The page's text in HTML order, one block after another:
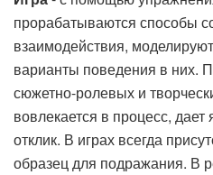
прорабатываются способы
взаимодействия,
варианты поведения в них.
сюжетно-ролевых и
вовлекается в процесс,
отклик. В играх всегда
образец для подражания. В